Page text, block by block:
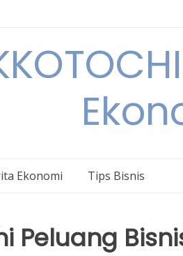
Ekonomi Tips Bisnis
Peluang